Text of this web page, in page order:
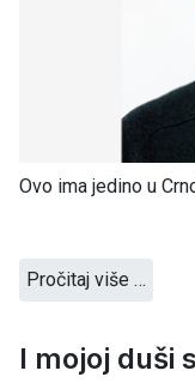
Ovo ima jedino u
Pročitaj više …
I mojoj duši